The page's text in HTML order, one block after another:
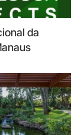
da